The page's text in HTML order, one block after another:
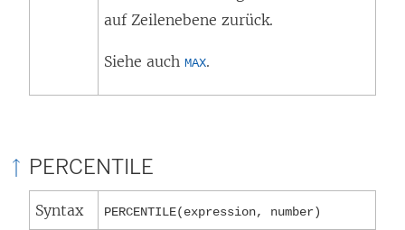
auf Zeilenebene zurück.
Siehe auch MAX.
PERCENTILE
Syntax PERCENTILE(expression, number)